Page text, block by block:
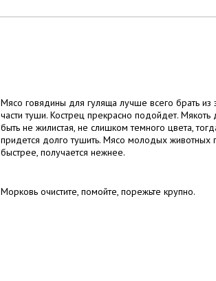
Мясо говядины для гуляща лучше всего брать из
части туши. Кострец прекрасно подойдет. Мякоть
быть не жилистая, не слишком темного цвета,
придется долго тушить. Мясо молодых животных
быстрее, получается нежнее.
Морковь очистите, помойте, порежьте крупно.